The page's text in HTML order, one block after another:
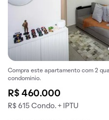
Compra este apartamento com 2
condomínio.
R$ 460.000
R$ 615 Condo. + IPTU